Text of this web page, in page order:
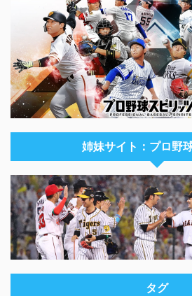
姉妹サイト：プロ野
タグ